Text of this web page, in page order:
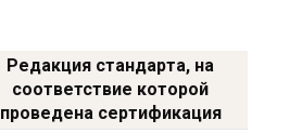
Редакция стандарта, на
соответствие которой
проведена сертификация